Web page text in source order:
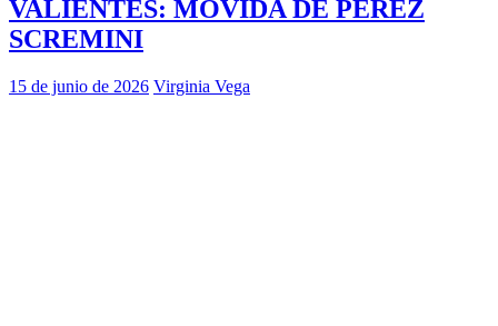
VALIENTES: MOVIDA DE PÉREZ
SCREMINI
15 de junio de 2026 Virginia Vega